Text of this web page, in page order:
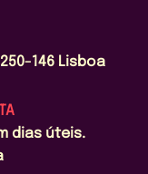
146 Lisboa
dias úteis.